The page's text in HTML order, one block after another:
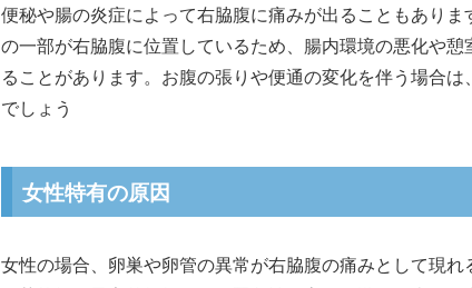
便秘や腸の炎症によって右脇腹に痛みが出ることもあり
の一部が右脇腹に位置しているため、腸内環境の悪化や
ることがあります。お腹の張りや便通の変化を伴う場合
でしょう
女性特有の原因
女性の場合、卵巣や卵管の異常が右脇腹の痛みとして現